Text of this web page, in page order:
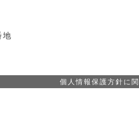
地
個人情報保護方針に